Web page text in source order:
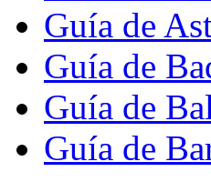
Guía de
Guía de
Guía de
Guía de